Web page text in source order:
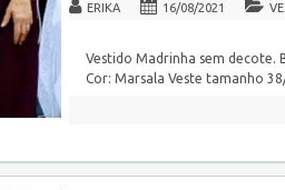
ERIKA 16/08/2021
Vestido Madrinha sem decote.
Cor: Marsala Veste tamanho